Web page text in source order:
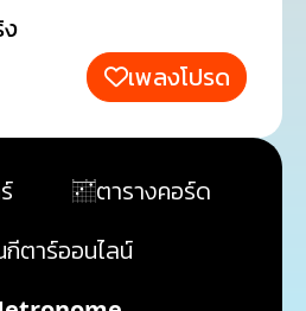
เพลงโปรด
ตารางคอร์ด
กีตาร์ออนไลน์